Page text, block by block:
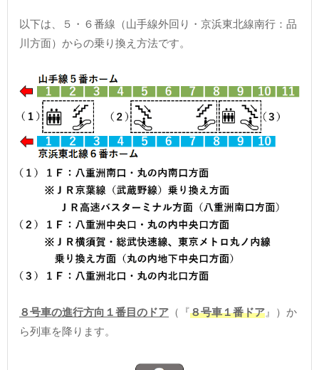
以下は、５・６番線（山手線外回り・京浜東北線南行：品
川方面）からの乗り換え方法です。
８号車の進行方向１番目のドア （『８号車１番ドア 』）か
ら列車を降ります。